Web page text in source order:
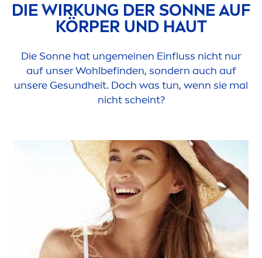
DIE WIRKUNG DER SONNE AUF
KÖRPER UND HAUT
Die Sonne hat ungemeinen Einfluss nicht nur
auf unser Wohlbefinden, sondern auch auf
unsere Gesundheit. Doch was tun, wenn sie mal
nicht scheint?